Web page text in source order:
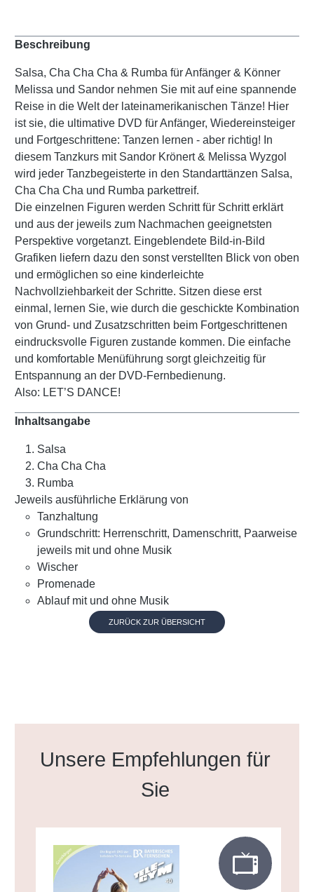
Beschreibung
Salsa, Cha Cha Cha & Rumba für Anfänger & Könner
Melissa und Sandor nehmen Sie mit auf eine spannende
Reise in die Welt der lateinamerikanischen Tänze! Hier
ist sie, die ultimative DVD für Anfänger, Wiedereinsteiger
und Fortgeschrittene: Tanzen lernen - aber richtig! In
diesem Tanzkurs mit Sandor Krönert & Melissa Wyzgol
wird jeder Tanzbegeisterte in den Standarttänzen Salsa,
Cha Cha Cha und Rumba parkettreif.
Die einzelnen Figuren werden Schritt für Schritt erklärt
und aus der jeweils zum Nachmachen geeignetsten
Perspektive vorgetanzt. Eingeblendete Bild-in-Bild
Grafiken liefern dazu den sonst verstellten Blick von oben
und ermöglichen so eine kinderleichte
Nachvollziehbarkeit der Schritte. Sitzen diese erst
einmal, lernen Sie, wie durch die geschickte Kombination
von Grund- und Zusatzschritten beim Fortgeschrittenen
eindrucksvolle Figuren zustande kommen. Die einfache
und komfortable Menüführung sorgt gleichzeitig für
Entspannung an der DVD-Fernbedienung.
Also: LET’S DANCE!
Inhaltsangabe
Salsa
Cha Cha Cha
Rumba
Jeweils ausführliche Erklärung von
Tanzhaltung
Grundschritt: Herrenschritt, Damenschritt, Paarweise
jeweils mit und ohne Musik
Wischer
Promenade
Ablauf mit und ohne Musik
ZURÜCK ZUR ÜBERSICHT
Produktgalerie überspringen
Unsere Empfehlungen für
Sie